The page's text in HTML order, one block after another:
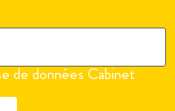
de données Cabinet